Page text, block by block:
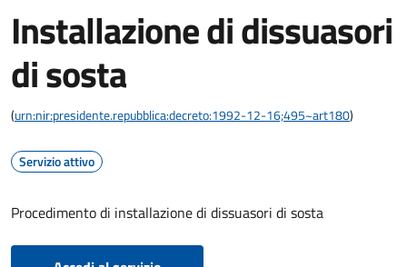
Installazione di dissuasori
di sosta
(urn:nir:presidente.repubblica:decreto:1992-12-16;495~art180)
Servizio attivo
Procedimento di installazione di dissuasori di sosta